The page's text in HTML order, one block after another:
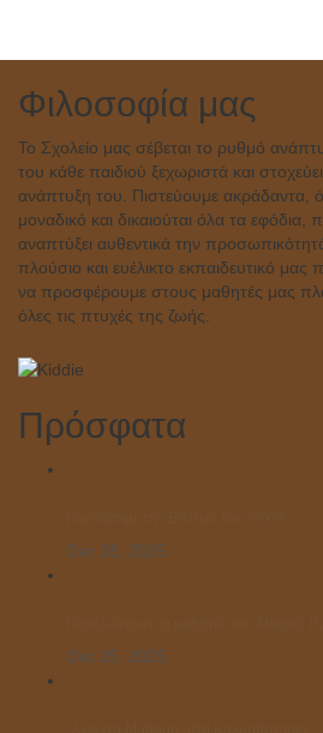
Φιλοσοφία μας
Το Σχολείο μας σέβεται το ρυθμό
του κάθε παιδιού ξεχωριστά και
ανάπτυξη του. Πιστεύουμε ακράδαντα,
μοναδικό και δικαιούται όλα τα
αναπτύξει αυθεντικά την
πλούσιο και ευέλικτο εκπαιδευτικό
να προσφέρουμε στους μαθητές μας
όλες τις πτυχές της ζωής.
Πρόσφατα
Οκτ 28, 2025
Οκτ 25, 2025